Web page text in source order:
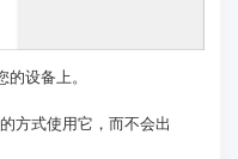
设备上。
方式使用它，而不会出